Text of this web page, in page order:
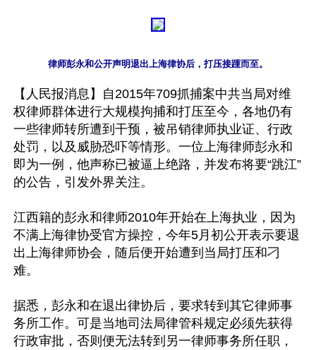
【人民报消息】自2015年709抓捕案中共当局对维
权律师群体进行大规模拘捕和打压至今，各地仍有
一些律师转所遭到干预，被吊销律师执业证、行政
处罚，以及威胁恐吓等情形。一位上海律师彭永和
即为一例，他声称已被逼上绝路，并发布将要“跳江”
的公告，引发外界关注。
江西籍的彭永和律师2010年开始在上海执业，因为
不满上海律协受官方操控，今年5月初公开表示要退
出上海律师协会，随后便开始遭到当局打压和刁
难。
据悉，彭永和在退出律协后，要求转到其它律师事
务所工作。可是当地司法局律管科规定必须先获得
行政审批，否则便无法转到另一律师事务所任职，